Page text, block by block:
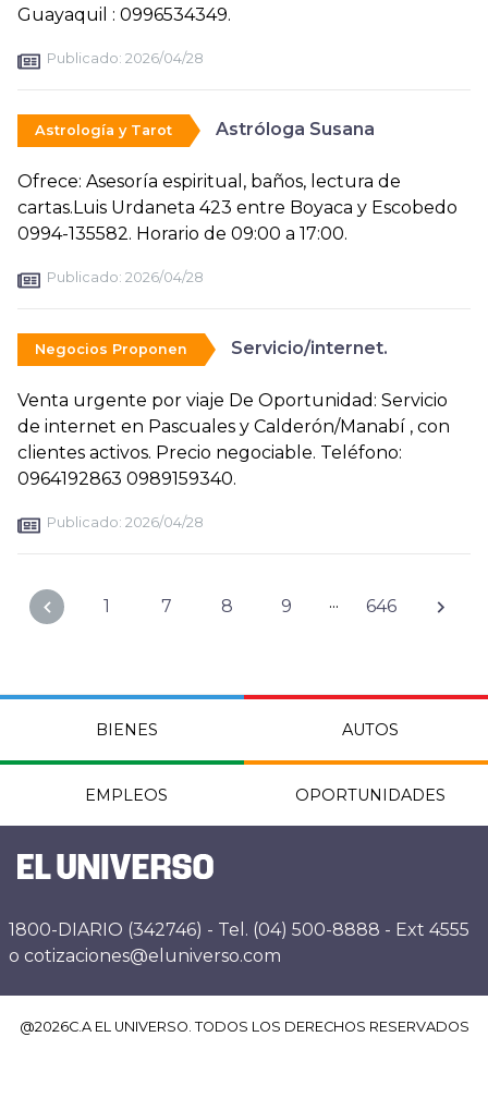
Guayaquil : 0996534349.
Publicado: 2026/04/28
Astrología y Tarot Astróloga Susana
Ofrece: Asesoría espiritual, baños, lectura de
cartas.Luis Urdaneta 423 entre Boyaca y Escobedo
0994-135582. Horario de 09:00 a 17:00.
Publicado: 2026/04/28
Negocios Proponen Servicio/internet.
Venta urgente por viaje De Oportunidad: Servicio
de internet en Pascuales y Calderón/Manabí , con
clientes activos. Precio negociable. Teléfono:
0964192863 0989159340.
Publicado: 2026/04/28
1 7 8 9 ... 646
BIENES AUTOS
EMPLEOS OPORTUNIDADES
1800-DIARIO (342746) - Tel. (04) 500-8888 - Ext 4555
o cotizaciones@eluniverso.com
@2026C.A EL UNIVERSO. TODOS LOS DERECHOS RESERVADOS